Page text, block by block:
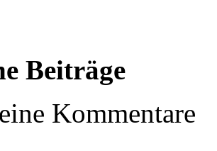
Beiträge
Kommentare